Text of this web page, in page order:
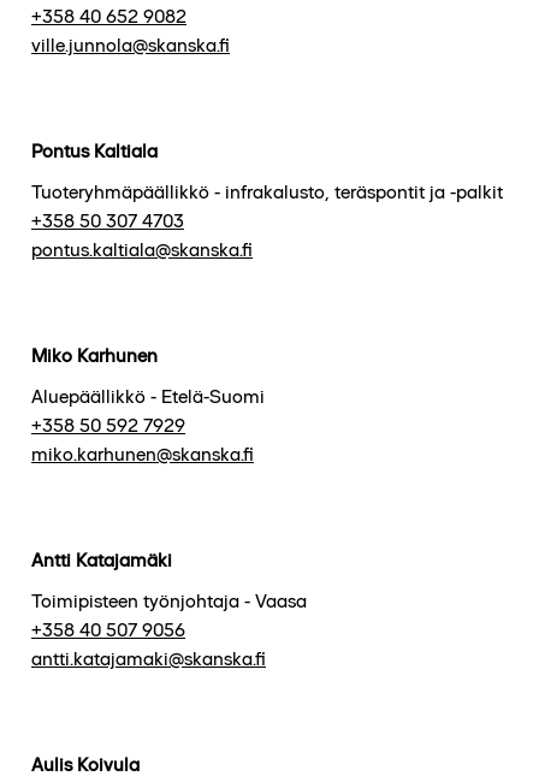
+358 40 652 9082
ville.junnola@skanska.fi
Pontus Kaltiala
Tuoteryhmäpäällikkö - infrakalusto, teräspontit ja -palkit
+358 50 307 4703
pontus.kaltiala@skanska.fi
Miko Karhunen
Aluepäällikkö - Etelä-Suomi
+358 50 592 7929
miko.karhunen@skanska.fi
Antti Katajamäki
Toimipisteen työnjohtaja - Vaasa
+358 40 507 9056
antti.katajamaki@skanska.fi
Aulis Koivula